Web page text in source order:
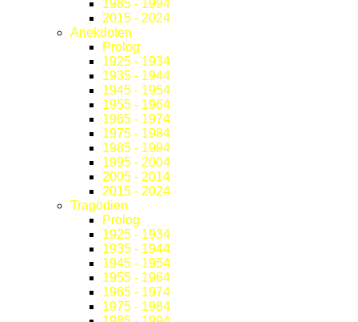
1985 - 1994
2015 - 2024
Anekdoten
Prolog
1925 - 1934
1935 - 1944
1945 - 1954
1955 - 1964
1965 - 1974
1975 - 1984
1985 - 1994
1995 - 2004
2005 - 2014
2015 - 2024
Tragödien
Prolog
1925 - 1934
1935 - 1944
1945 - 1954
1955 - 1964
1965 - 1974
1975 - 1984